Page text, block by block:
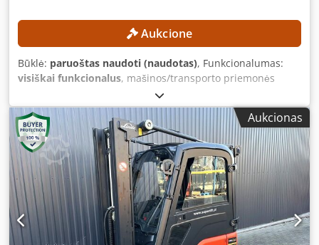
Aukcione
Būklė: paruoštas naudoti (naudotas), Funkcionalumas:
visiškai funkcionalus, mašinos/transporto priemonės
, Gamybos metai:
valandos:560 h, kėlimo aukštis:2 800 mm, statybinis
aukštis:
1 950 mm
, Nėra minimalios kainos – garantuotas
pardavimas už aukščiausią pasiūlymą! TECHNINĖS
SPECIFIKACIJOS Kėlimo aukštis: 2 800 mm Bendras aukštis:
1 950 mm ĮRANGO SPECIFIKACIJOS Stiebo tipas:
standartinis stiebas Baterijos tipas: ličio jonų baterija
Darbo valandos: 560 val. Dksdpfozrlw Aox Ablor ĮRANGA
Pradinis kėlimas Įkroviklis Išorinė nuoroda: SL1145SP
Aukcionas